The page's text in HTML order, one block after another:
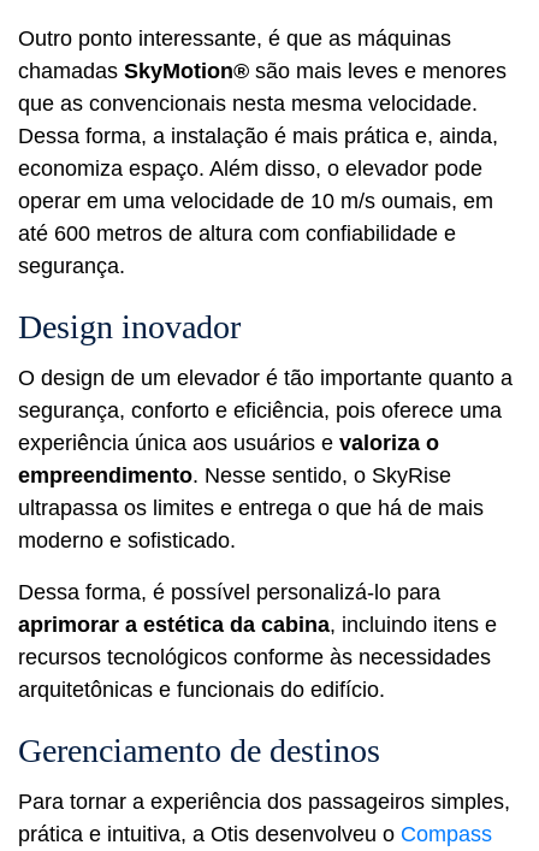
Outro ponto interessante, é que as máquinas
chamadas SkyMotion® são mais leves e menores
que as convencionais nesta mesma velocidade.
Dessa forma, a instalação é mais prática e, ainda,
economiza espaço. Além disso, o elevador pode
operar em uma velocidade de 10 m/s oumais, em
até 600 metros de altura com confiabilidade e
segurança.
Design inovador
O design de um elevador é tão importante quanto a
segurança, conforto e eficiência, pois oferece uma
experiência única aos usuários e valoriza o
empreendimento. Nesse sentido, o SkyRise
ultrapassa os limites e entrega o que há de mais
moderno e sofisticado.
Dessa forma, é possível personalizá-lo para
aprimorar a estética da cabina, incluindo itens e
recursos tecnológicos conforme às necessidades
arquitetônicas e funcionais do edifício.
Gerenciamento de destinos
Para tornar a experiência dos passageiros simples,
prática e intuitiva, a Otis desenvolveu o Compass